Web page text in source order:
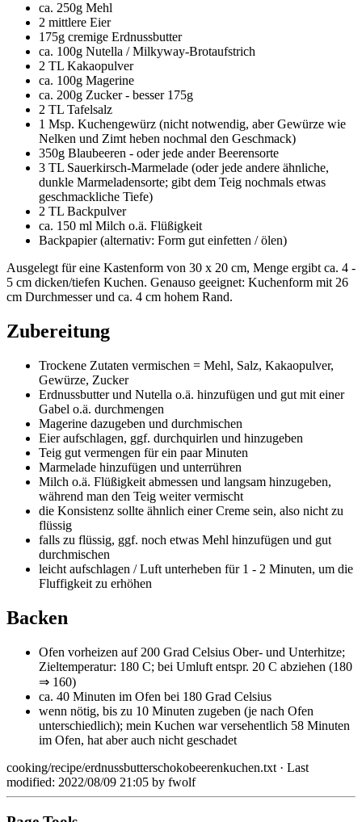
ca. 250g Mehl
2 mittlere Eier
175g cremige Erdnussbutter
ca. 100g Nutella / Milkyway-Brotaufstrich
2 TL Kakaopulver
ca. 100g Magerine
ca. 200g Zucker - besser 175g
2 TL Tafelsalz
1 Msp. Kuchengewürz (nicht notwendig, aber Gewürze wie
Nelken und Zimt heben nochmal den Geschmack)
350g Blaubeeren - oder jede ander Beerensorte
3 TL Sauerkirsch-Marmelade (oder jede andere ähnliche,
dunkle Marmeladensorte; gibt dem Teig nochmals etwas
geschmackliche Tiefe)
2 TL Backpulver
ca. 150 ml Milch o.ä. Flüßigkeit
Backpapier (alternativ: Form gut einfetten / ölen)
Ausgelegt für eine Kastenform von 30 x 20 cm, Menge ergibt ca. 4 -
5 cm dicken/tiefen Kuchen. Genauso geeignet: Kuchenform mit 26
cm Durchmesser und ca. 4 cm hohem Rand.
Zubereitung
Trockene Zutaten vermischen = Mehl, Salz, Kakaopulver,
Gewürze, Zucker
Erdnussbutter und Nutella o.ä. hinzufügen und gut mit einer
Gabel o.ä. durchmengen
Magerine dazugeben und durchmischen
Eier aufschlagen, ggf. durchquirlen und hinzugeben
Teig gut vermengen für ein paar Minuten
Marmelade hinzufügen und unterrühren
Milch o.ä. Flüßigkeit abmessen und langsam hinzugeben,
während man den Teig weiter vermischt
die Konsistenz sollte ähnlich einer Creme sein, also nicht zu
flüssig
falls zu flüssig, ggf. noch etwas Mehl hinzufügen und gut
durchmischen
leicht aufschlagen / Luft unterheben für 1 - 2 Minuten, um die
Fluffigkeit zu erhöhen
Backen
Ofen vorheizen auf 200 Grad Celsius Ober- und Unterhitze;
Zieltemperatur: 180 C; bei Umluft entspr. 20 C abziehen (180
⇒ 160)
ca. 40 Minuten im Ofen bei 180 Grad Celsius
wenn nötig, bis zu 10 Minuten zugeben (je nach Ofen
unterschiedlich); mein Kuchen war versehentlich 58 Minuten
im Ofen, hat aber auch nicht geschadet
cooking/recipe/erdnussbutterschokobeerenkuchen.txt · Last
modified: 2022/08/09 21:05 by fwolf